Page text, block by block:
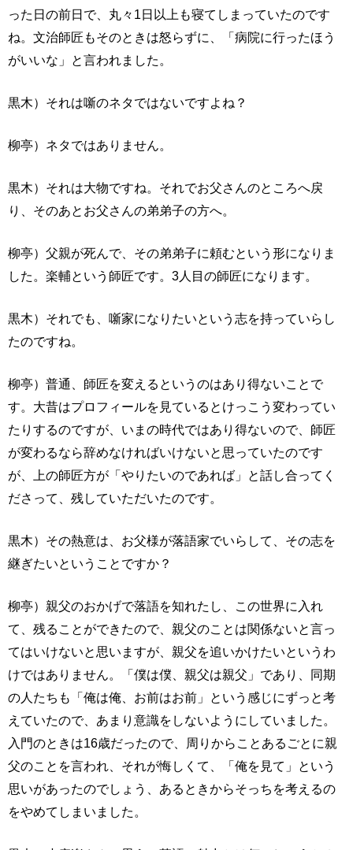
った日の前日で、丸々1日以上も寝てしまっていたのです
ね。文治師匠もそのときは怒らずに、「病院に行ったほう
がいいな」と言われました。
黒木）それは噺のネタではないですよね？
柳亭）ネタではありません。
黒木）それは大物ですね。それでお父さんのところへ戻
り、そのあとお父さんの弟弟子の方へ。
柳亭）父親が死んで、その弟弟子に頼むという形になりま
した。楽輔という師匠です。3人目の師匠になります。
黒木）それでも、噺家になりたいという志を持っていらし
たのですね。
柳亭）普通、師匠を変えるというのはあり得ないことで
す。大昔はプロフィールを見ているとけっこう変わってい
たりするのですが、いまの時代ではあり得ないので、師匠
が変わるなら辞めなければいけないと思っていたのです
が、上の師匠方が「やりたいのであれば」と話し合ってく
ださって、残していただいたのです。
黒木）その熱意は、お父様が落語家でいらして、その志を
継ぎたいということですか？
柳亭）親父のおかげで落語を知れたし、この世界に入れ
て、残ることができたので、親父のことは関係ないと言っ
てはいけないと思いますが、親父を追いかけたいというわ
けではありません。「僕は僕、親父は親父」であり、同期
の人たちも「俺は俺、お前はお前」という感じにずっと考
えていたので、あまり意識をしないようにしていました。
入門のときは16歳だったので、周りからことあるごとに親
父のことを言われ、それが悔しくて、「俺を見て」という
思いがあったのでしょう、あるときからそっちを考えるの
をやめてしまいました。